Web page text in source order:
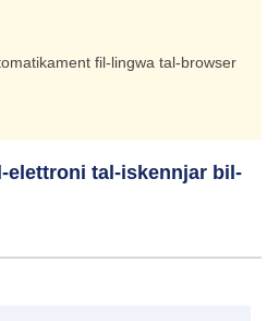
fil-lingwa tal-browser
elettroni tal-iskennjar bil-